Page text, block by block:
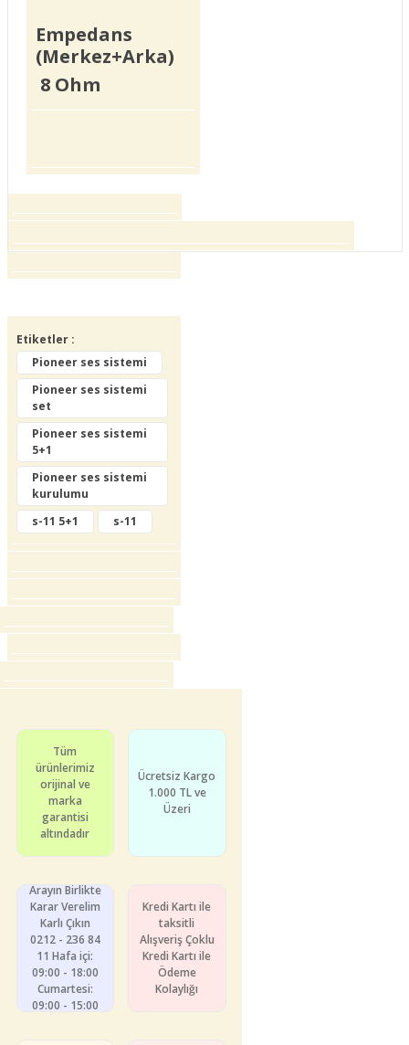
Empedans
(Merkez+Arka)
8 Ohm
açıklamalarında ve diğer konularda yetersiz
kullanarak tarafımıza iletebilirsiniz.
Görüş ve önerileriniz için teşekkür ederiz.
Ürün resmi kalitesiz, bozuk veya
görüntülenemiyor.
Ürün açıklamasında eksik bilgiler
bulunuyor.
Ürün bilgilerinde hatalar bulunuyor.
Bu ürüne benzer farklı alternatifler olmalı.
Gönder
Etiketler :
Pioneer ses sistemi
Pioneer ses sistemi
set
Pioneer ses sistemi
5+1
Pioneer ses sistemi
kurulumu
s-11 5+1
s-11
Tüm
ürünlerimiz
orijinal ve
marka
garantisi
altındadır
Ücretsiz Kargo
1.000 TL ve
Üzeri
Arayın Birlikte
Karar Verelim
Karlı Çıkın
0212 - 236 84
11 Hafa içi:
09:00 - 18:00
Cumartesi:
09:00 - 15:00
Kredi Kartı ile
taksitli
Alışveriş Çoklu
Kredi Kartı ile
Ödeme
Kolaylığı